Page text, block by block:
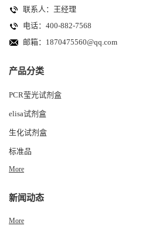
联系人：王经理
电话：400-882-7568
邮箱： 1870475560@qq.com
产品分类
PCR莹光试剂盒
elisa试剂盒
生化试剂盒
标准品
More
新闻动态
More